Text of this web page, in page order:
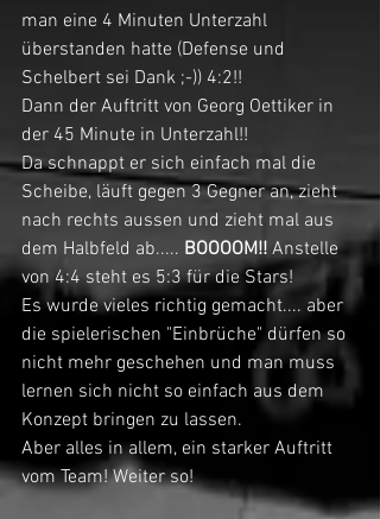
man eine 4 Minuten Unterzahl
überstanden hatte (Defense und
Schelbert sei Dank ;-)) 4:2!!
Dann der Auftritt von Georg Oettiker in
der 45 Minute in Unterzahl!!
Da schnappt er sich einfach mal die
Scheibe, läuft gegen 3 Gegner an, zieht
nach rechts aussen und zieht mal aus
dem Halbfeld ab..... BOOOOM!! Anstelle
von 4:4 steht es 5:3 für die Stars!
Es wurde vieles richtig gemacht.... aber
die spielerischen "Einbrüche" dürfen so
nicht mehr geschehen und man muss
lernen sich nicht so einfach aus dem
Konzept bringen zu lassen.
Aber alles in allem, ein starker Auftritt
vom Team! Weiter so!